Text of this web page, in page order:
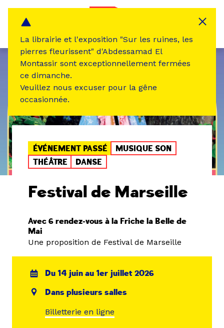
ÉVÉNEMENT PASSÉ
MUSIQUE SON
THÉÂTRE
DANSE
Festival de Marseille
Avec 6 rendez-vous à la Friche la Belle de
Mai
Une proposition de Festival de Marseille
Du 14 juin au 1er juillet 2026
Dans plusieurs salles
Billetterie en ligne
La librairie et l'exposition "Sur les ruines, les
pierres fleurissent" d'Abdessamad El
Montassir sont exceptionnellement fermées
ce dimanche.
Veuillez nous excuser pour la gêne
occasionnée.
Panneau de gestion des cookies